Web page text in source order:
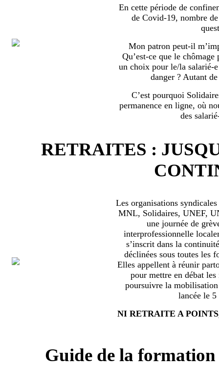
En cette période de
de Covid-19, nombre
Mon patron peut-il
Qu’est-ce que le
un choix pour le/la salarié-
danger ? Autant
C’est pourquoi
permanence en ligne, où
des
RETRAITES :
Les organisations
MNL, Solidaires, UNEF,
une journée de
interprofessionnelle
s’inscrit dans la
déclinées sous toutes les
Elles appellent à réunir
pour mettre en débat
poursuivre la
lancée le 5
NI RETRAITE A
Guide de la